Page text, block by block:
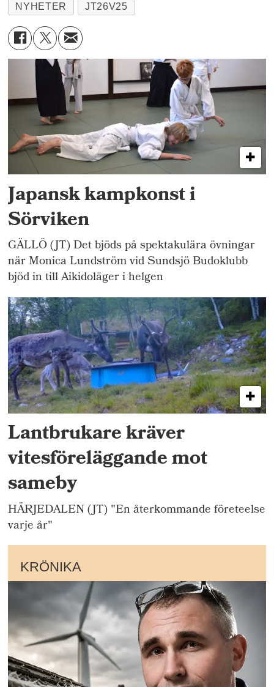
NYHETER JT26V25
Japansk kampkonst i
Sörviken
GÄLLÖ (JT) Det bjöds på spektakulära övningar
när Monica Lundström vid Sundsjö Budoklubb
bjöd in till Aikidoläger i helgen
Lantbrukare kräver
vitesföreläggande mot
sameby
HÄRJEDALEN (JT) "En återkommande företeelse
varje år"
KRÖNIKA